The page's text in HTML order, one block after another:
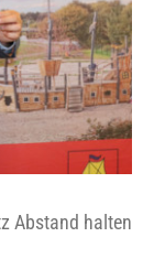
Abstand halten